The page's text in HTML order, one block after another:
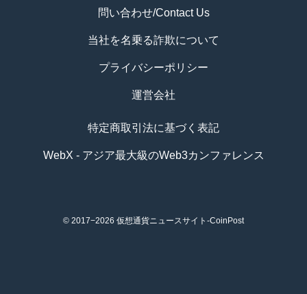
問い合わせ/Contact Us
当社を名乗る詐欺について
プライバシーポリシー
運営会社
特定商取引法に基づく表記
WebX - アジア最大級のWeb3カンファレンス
© 2017−2026 仮想通貨ニュースサイト-CoinPost